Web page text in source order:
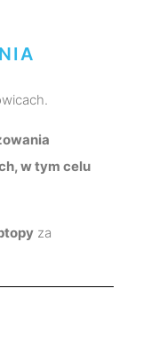
w tym celu
za